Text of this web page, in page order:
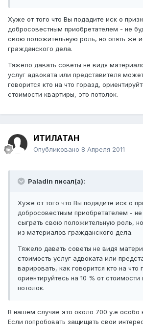
Хуже от того что Вы подадите иск о
добросовестным приобретателем - не
свою положительную роль, но опять же
гражданского дела.
Тяжело давать советы не видя
услуг адвоката или представителя
говорится кто на что горазд,
стоимости квартиры, это потолок.
ИТИЛАТАН
Опубликовано 8 Апреля 2011
Paladin писал(а):
Хуже от того что Вы подадите иск о
добросовестным приобретателем -
сыграть свою положительную роль,
из материалов гражданского дела.
Тяжело давать советы не видя
стоимость услуг адвоката или
варировать, как говорится кто на что
ориентируйтесь на 10 % от стоимости
потолок.
В нашем случае это около 700 у.е особо
Если попробовать защищать свои